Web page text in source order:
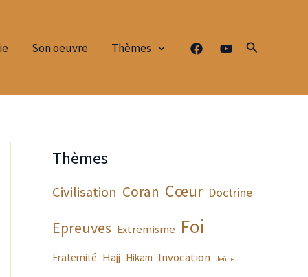
Son oeuvre Thèmes Rechercher
Thèmes
Civilisation Coran Cœur Doctrine
Epreuves Extremisme Foi
Fraternité Hajj Hikam Invocation Jeûne